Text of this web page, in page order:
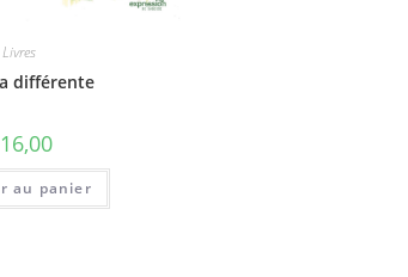
Livres
différente
16,00
au panier